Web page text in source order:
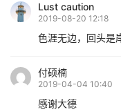
Lust caution
2019-08-20 12:18
色涯无边，回头是
付硕楠
2019-04-04 10:40
感谢大德